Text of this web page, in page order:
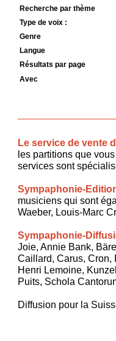
Recherche par thème
Type de voix :
Genre
Langue
Résultats par page
Avec
Le service de vente
les partitions que
services sont
Sympaphonie-
musiciens qui sont
Waeber, Louis-Marc
Sympaphonie-
Joie, Annie Bank,
Caillard, Carus, Cron,
Henri Lemoine,
Puits, Schola
Diffusion pour la